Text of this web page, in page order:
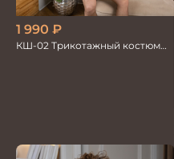
1 990 ₽
КШ-02 Трикотажный костюм